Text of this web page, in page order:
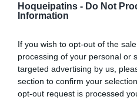
Hoqueipatins - Do Not
Information
If you wish to opt-out of the
processing of your personal or
targeted advertising by us,
section to confirm your
opt-out request is processed
1ªP
15'
1ªP
Fim